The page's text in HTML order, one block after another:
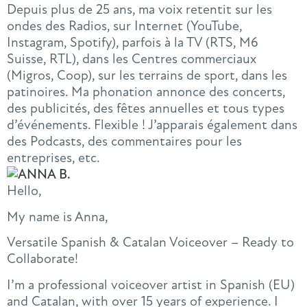
Depuis plus de 25 ans, ma voix retentit sur les
ondes des Radios, sur Internet (YouTube,
Instagram, Spotify), parfois à la TV (RTS, M6
Suisse, RTL), dans les Centres commerciaux
(Migros, Coop), sur les terrains de sport, dans les
patinoires. Ma phonation annonce des concerts,
des publicités, des fêtes annuelles et tous types
d’événements. Flexible ! J’apparais également dans
des Podcasts, des commentaires pour les
entreprises, etc.
Hello,
My name is Anna,
Versatile Spanish & Catalan Voiceover – Ready to
Collaborate!
I’m a professional voiceover artist in Spanish (EU)
and Catalan, with over 15 years of experience. I